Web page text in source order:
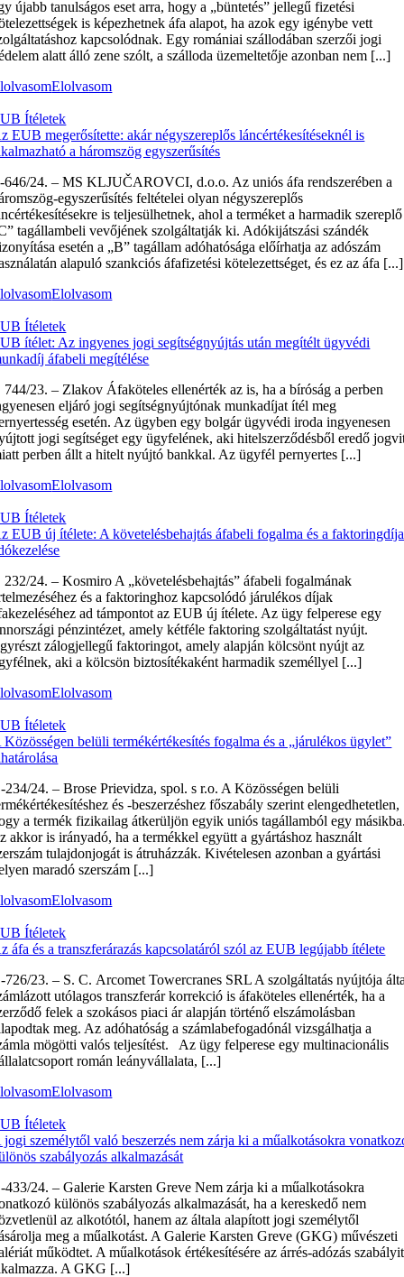
újabb tanulságos eset arra, hogy a „büntetés” jellegű fizetési
is képezhetnek áfa alapot, ha azok egy igénybe vett
kapcsolódnak. Egy romániai szállodában szerzői jogi
alatt álló zene szólt, a szálloda üzemeltetője azonban nem [...]
Elolvasom
Ítéletek
EUB megerősítette: akár négyszereplős láncértékesítéseknél is
a háromszög egyszerűsítés
24. – MS KLJUČAROVCI, d.o.o. Az uniós áfa rendszerében a
egyszerűsítés feltételei olyan négyszereplős
is teljesülhetnek, ahol a terméket a harmadik szereplő
tagállambeli vevőjének szolgáltatják ki. Adókijátszási szándék
esetén a „B” tagállam adóhatósága előírhatja az adószám
alapuló szankciós áfafizetési kötelezettséget, és ez az áfa [...]
Elolvasom
Ítéletek
ítélet: Az ingyenes jogi segítségnyújtás után megítélt ügyvédi
áfabeli megítélése
744/23. – Zlakov Áfaköteles ellenérték az is, ha a bíróság a perben
eljáró jogi segítségnyújtónak munkadíjat ítél meg
esetén. Az ügyben egy bolgár ügyvédi iroda ingyenesen
jogi segítséget egy ügyfelének, aki hitelszerződésből eredő
perben állt a hitelt nyújtó bankkal. Az ügyfél pernyertes [...]
Elolvasom
Ítéletek
EUB új ítélete: A követelésbehajtás áfabeli fogalma és a
232/24. – Kosmiro A „követelésbehajtás” áfabeli fogalmának
és a faktoringhoz kapcsolódó járulékos díjak
ad támpontot az EUB új ítélete. Az ügy felperese egy
pénzintézet, amely kétféle faktoring szolgáltatást nyújt.
zálogjellegű faktoringot, amely alapján kölcsönt nyújt az
aki a kölcsön biztosítékaként harmadik személlyel [...]
Elolvasom
Ítéletek
Közösségen belüli termékértékesítés fogalma és a „járulékos ügylet”
24. – Brose Prievidza, spol. s r.o. A Közösségen belüli
és -beszerzéshez főszabály szerint elengedhetetlen,
a termék fizikailag átkerüljön egyik uniós tagállamból egy
akkor is irányadó, ha a termékkel együtt a gyártáshoz használt
tulajdonjogát is átruházzák. Kivételesen azonban a gyártási
maradó szerszám [...]
Elolvasom
Ítéletek
áfa és a transzferárazás kapcsolatáról szól az EUB legújabb ítélete
23. – S. C. Arcomet Towercranes SRL A szolgáltatás nyújtója
utólagos transzferár korrekció is áfaköteles ellenérték, ha a
felek a szokásos piaci ár alapján történő elszámolásban
meg. Az adóhatóság a számlabefogadónál vizsgálhatja a
mögötti valós teljesítést. Az ügy felperese egy multinacionális
román leányvállalata, [...]
Elolvasom
Ítéletek
jogi személytől való beszerzés nem zárja ki a műalkotásokra
szabályozás alkalmazását
24. – Galerie Karsten Greve Nem zárja ki a műalkotásokra
különös szabályozás alkalmazását, ha a kereskedő nem
az alkotótól, hanem az általa alapított jogi személytől
meg a műalkotást. A Galerie Karsten Greve (GKG) művészeti
működtet. A műalkotások értékesítésére az árrés-adózás szabályit
A GKG [...]